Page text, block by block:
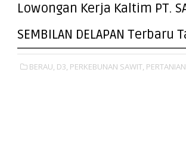
Lowongan Kerja Kaltim PT.
SEMBILAN DELAPAN Terbaru
BERAU, D3, PERKEBUNAN SAWIT,